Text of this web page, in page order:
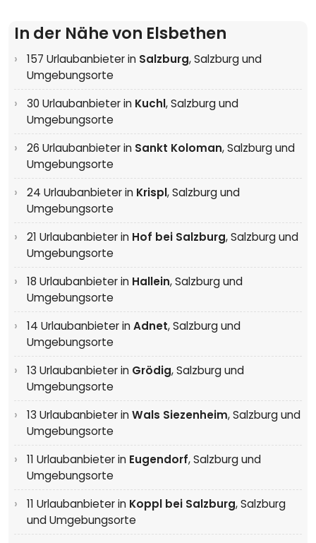
In der Nähe von Elsbethen
157 Urlaubanbieter in Salzburg,Salzburg und
Umgebungsorte
30 Urlaubanbieter in Kuchl,Salzburg und
Umgebungsorte
26 Urlaubanbieter in Sankt Koloman,Salzburg und
Umgebungsorte
24 Urlaubanbieter in Krispl,Salzburg und
Umgebungsorte
21 Urlaubanbieter in Hof bei Salzburg,Salzburg und
Umgebungsorte
18 Urlaubanbieter in Hallein,Salzburg und
Umgebungsorte
14 Urlaubanbieter inAdnet,Salzburg und
Umgebungsorte
13 Urlaubanbieter in Grödig,Salzburg und
Umgebungsorte
13 Urlaubanbieter inWals Siezenheim,Salzburg und
Umgebungsorte
11 Urlaubanbieter in Eugendorf,Salzburg und
Umgebungsorte
11 Urlaubanbieter in Koppl bei Salzburg,Salzburg
und Umgebungsorte